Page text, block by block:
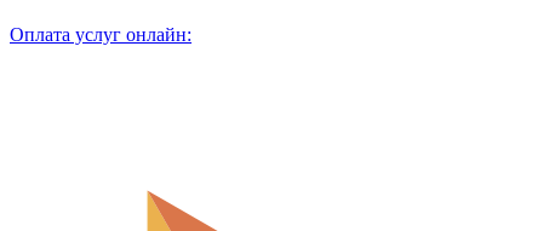
Оплата услуг онлайн: